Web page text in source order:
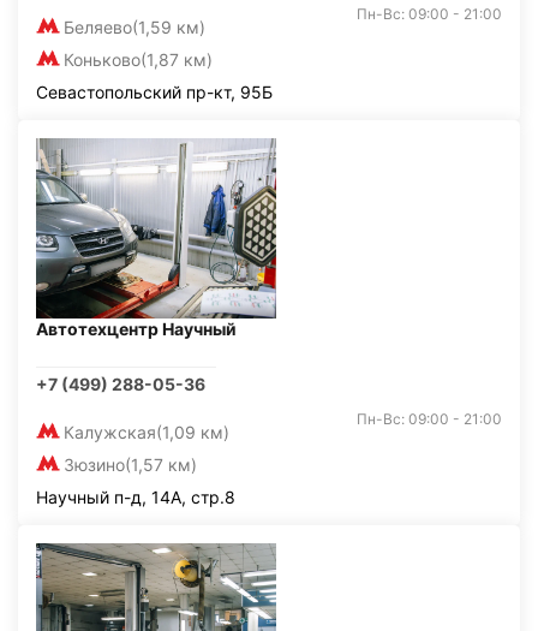
Беляево(1,59 км)
Коньково(1,87 км)
Пн-Вс: 09:00 - 21:00
Севастопольский пр-кт, 95Б
Автотехцентр Научный
+7 (499) 288-05-36
Калужская(1,09 км)
Зюзино(1,57 км)
Пн-Вс: 09:00 - 21:00
Научный п-д, 14А, стр.8